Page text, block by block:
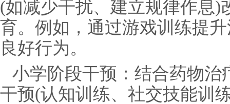
(如减少干扰、建立规律作息)
育。例如，通过游戏训练提
良好行为。
小学阶段干预：结合药物治
干预(认知训练、社交技能训